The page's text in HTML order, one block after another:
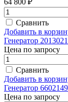
64 800 ₽
Сравнить
Добавить в
Генератор
Цена по запросу
Сравнить
Добавить в
Генератор
Цена по запросу